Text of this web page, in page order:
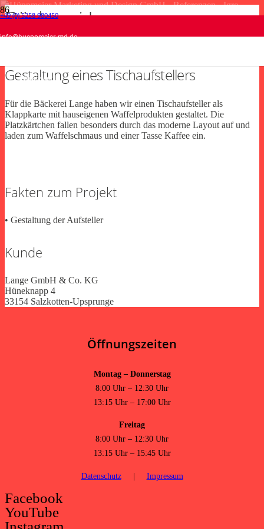
+49 (0) 5258 980450
info@hueppmeier-md.de
Bäckerei Lange
Gestaltung eines Tischaufstellers
Für die Bäckerei Lange haben wir einen Tischaufsteller als
Klappkarte mit hauseigenen Waffelprodukten gestaltet. Die
Platzkärtchen fallen besonders durch das moderne Layout auf und
laden zum Waffelschmaus und einer Tasse Kaffee ein.
Fakten zum Projekt
• Gestaltung der Aufsteller
Kunde
Lange GmbH & Co. KG
Hüneknapp 4
33154 Salzkotten-Upsprunge
igro-Schmidt GmbH & Co.KG • Katalog
Print
Fritz Müller Steuerberatungsgesellschaft mbH •
Webdesign
Stadt Salzkotten • Luftaufnahmen Veranstaltung
Condor • Messe-Giveaways
Öffnungszeiten
Montag – Donnerstag
8:00 Uhr – 12:30 Uhr
13:15 Uhr – 17:00 Uhr
Freitag
8:00 Uhr – 12:30 Uhr
13:15 Uhr – 15:45 Uhr
Datenschutz| Impressum
Facebook
YouTube